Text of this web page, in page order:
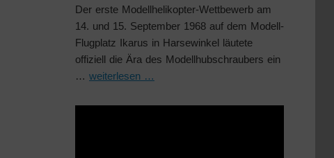
Der erste Modellhelikopter-Wettbewerb am
14. und 15. September 1968 auf dem Modell-
Flugplatz Ikarus in Harsewinkel läutete
offiziell die Ära des Modellhubschraubers ein
… weiterlesen …